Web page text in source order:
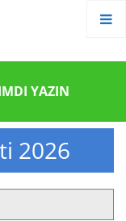
YAZIN
2026